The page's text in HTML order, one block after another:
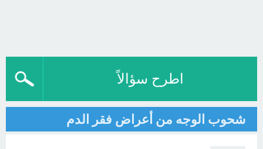
اطرح سؤالاً
شحوب الوجه من أعراض فقر الدم